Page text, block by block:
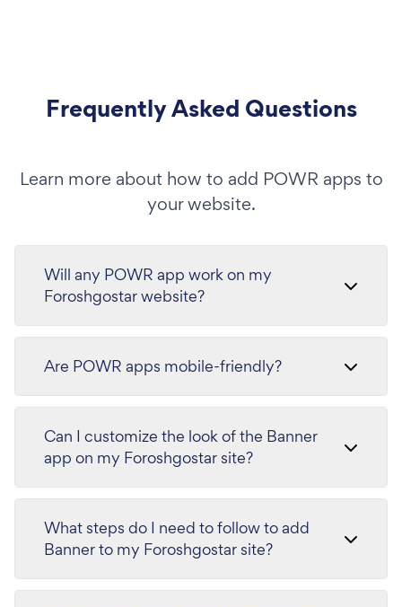
Frequently Asked Questions
Learn more about how to add POWR apps to
your website.
Will any POWR app work on my
Foroshgostar website?
Are POWR apps mobile-friendly?
Can I customize the look of the Banner
app on my Foroshgostar site?
What steps do I need to follow to add
Banner to my Foroshgostar site?